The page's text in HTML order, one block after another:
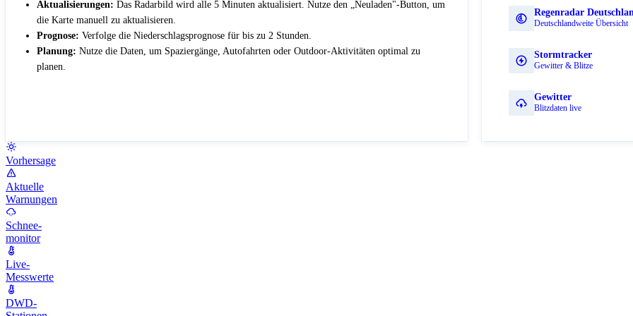
Aktualisierungen: Das Radarbild wird alle 5 Minuten aktualisiert. Nutze den „Neuladen"-Button, um
die Karte manuell zu aktualisieren.
Prognose: Verfolge die Niederschlagsprognose für bis zu 2 Stunden.
Planung: Nutze die Daten, um Spaziergänge, Autofahrten oder Outdoor-Aktivitäten optimal zu
planen.
Regenradar
Deutschlandweite Übersicht
Stormtracker
Gewitter & Blitze
Gewitter
Blitzdaten live
Vorhersage
Aktuelle
Warnungen
Schnee-
monitor
Live-
Messwerte
DWD-